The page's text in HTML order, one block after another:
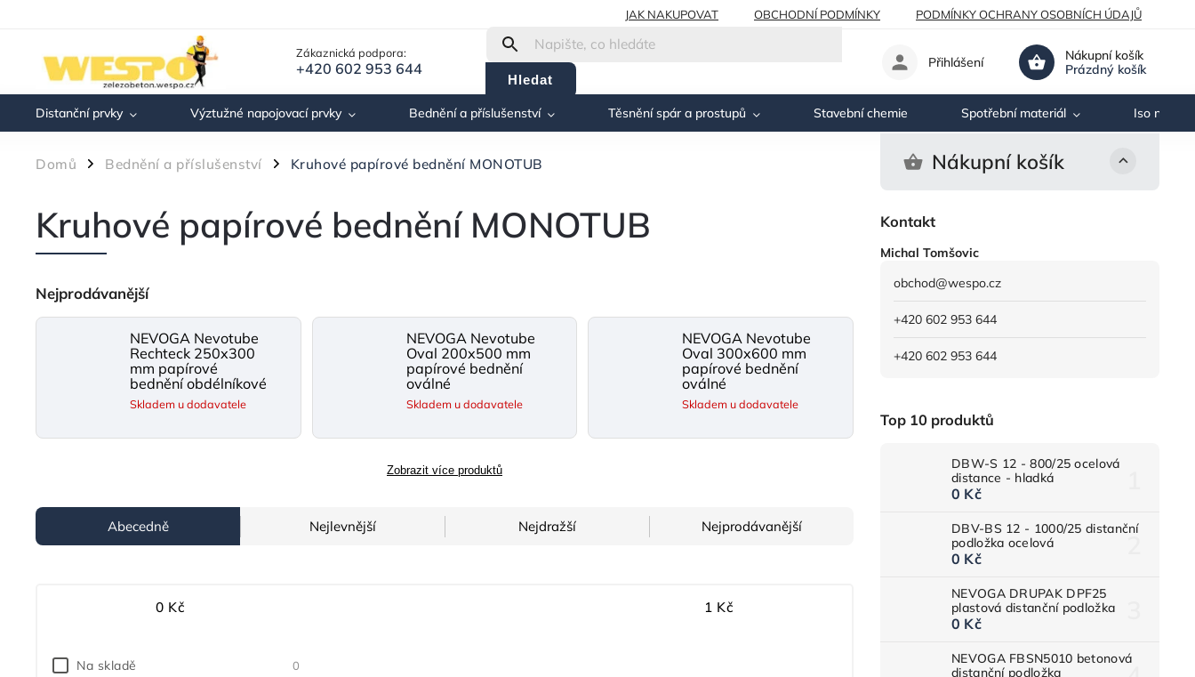
JAK NAKUPOVAT OBCHODNÍ PODMÍNKY PODMÍNKY OCHRANY OSOBNÍCH ÚDAJŮ
Zákaznická podpora:
+420 602 953 644
Hledat
Nákupní košík
Prázdný košík
Přihlášení
Distanční prvky Výztužné napojovací prvky Bednění a příslušenství Těsnění spár a prostupů Stavební chemie Spotřební materiál Iso
Domů / Bednění a příslušenství / Kruhové papírové bednění MONOTUB Nákupní košík
Kontakt
Michal Tomšovic
obchod@wespo.cz
+420 602 953 644
+420 602 953 644
Top 10 produktů
DBW-S 12 - 800/25 ocelová
distance - hladká
0 Kč
DBV-BS 12 - 1000/25 distanční
podložka ocelová
0 Kč
NEVOGA DRUPAK DPF25
plastová distanční podložka
0 Kč
NEVOGA FBSN5010 betonová
distanční podložka
Kruhové papírové bednění MONOTUB
Nejprodávanější
NEVOGA Nevotube
Rechteck 250x300
mm papírové
bednění obdélníkové
Skladem u dodavatele
NEVOGA Nevotube
Oval 200x500 mm
papírové bednění
oválné
Skladem u dodavatele
NEVOGA Nevotube
Oval 300x600 mm
papírové bednění
oválné
Skladem u dodavatele
Zobrazit více produktů
Abecedně Nejlevnější Nejdražší Nejprodávanější
0 Kč 1 Kč
Na skladě 0